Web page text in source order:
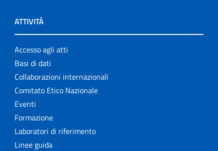
ATTIVITÀ
Accesso agli atti
Basi di dati
Collaborazioni internazionali
Comitato Etico Nazionale
Eventi
Formazione
Laboratori di riferimento
Linee guida